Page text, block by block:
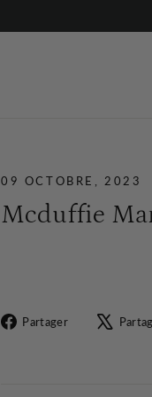
09 OCTOBRE, 2023
Mcduffie
Partager
Partager